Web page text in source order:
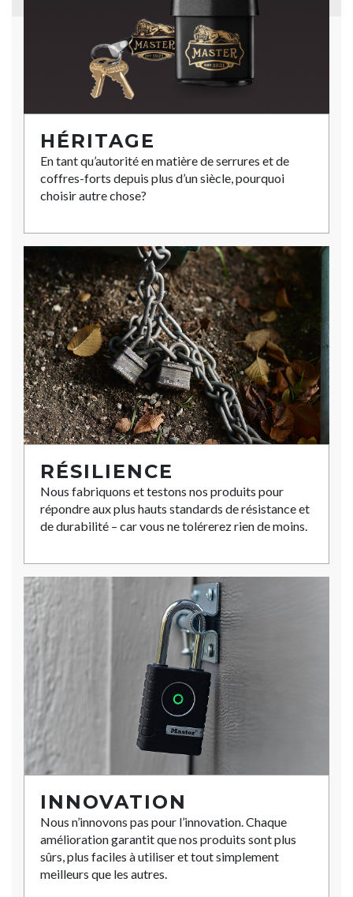
HÉRITAGE
En tant qu’autorité en matière de serrures et de
coffres-forts depuis plus d’un siècle, pourquoi
choisir autre chose?
RÉSILIENCE
Nous fabriquons et testons nos produits pour
répondre aux plus hauts standards de résistance et
de durabilité – car vous ne tolérerez rien de moins.
INNOVATION
Nous n’innovons pas pour l’innovation. Chaque
amélioration garantit que nos produits sont plus
sûrs, plus faciles à utiliser et tout simplement
meilleurs que les autres.